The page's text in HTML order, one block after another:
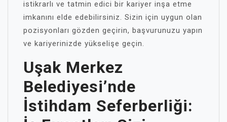
istikrarlı ve tatmin edici bir kariyer inşa etme
imkanını elde edebilirsiniz. Sizin için uygun olan
pozisyonları gözden geçirin, başvurunuzu yapın
ve kariyerinizde yükselişe geçin.
Uşak Merkez
Belediyesi’nde
İstihdam Seferberliği: